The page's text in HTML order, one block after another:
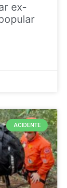
ex-
ACIDENTE